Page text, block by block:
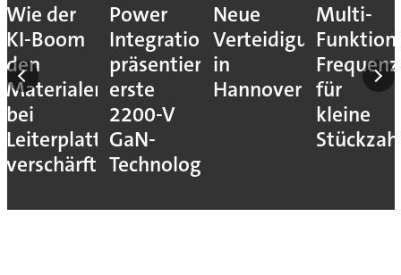
Wie der
KI-Boom
den
Materialengpass
bei
Leiterplatten
verschärft
Power
Integrations
präsentiert
erste
2200-V
GaN-
Technologie
Neue
Verteidigungsmesse
in
Hannover
Multi-
für
kleine